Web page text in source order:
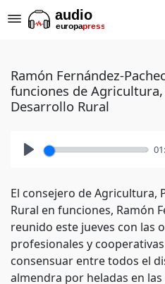
Ramón Fernández-
funciones de Agricultura,
Desarrollo Rural
El consejero de Agricultura,
Rural en funciones, Ramón
reunido este jueves con las
profesionales y
consensuar entre todos el
almendra por heladas en